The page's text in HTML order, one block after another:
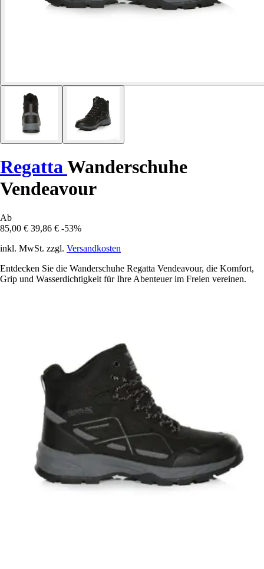
RegattaWanderschuhe
Vendeavour
Ab
85,00 € 39,86 € -53%
inkl. MwSt. zzgl. Versandkosten
Entdecken Sie die Wanderschuhe Regatta Vendeavour, die Komfort,
Grip und Wasserdichtigkeit für Ihre Abenteuer im Freien vereinen.